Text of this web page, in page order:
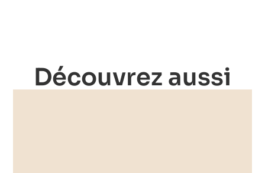
Découvrez aussi